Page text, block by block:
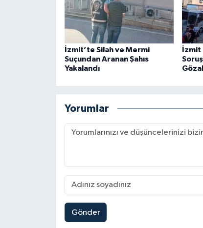
İzmit’te Silah ve Mermi
Suçundan Aranan Şahıs
Yakalandı
Yorumlar
Gönder